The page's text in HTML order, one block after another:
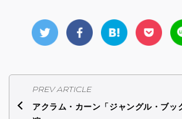
PREV ARTICLE
アクラム・カーン「ジャングル・ブッ